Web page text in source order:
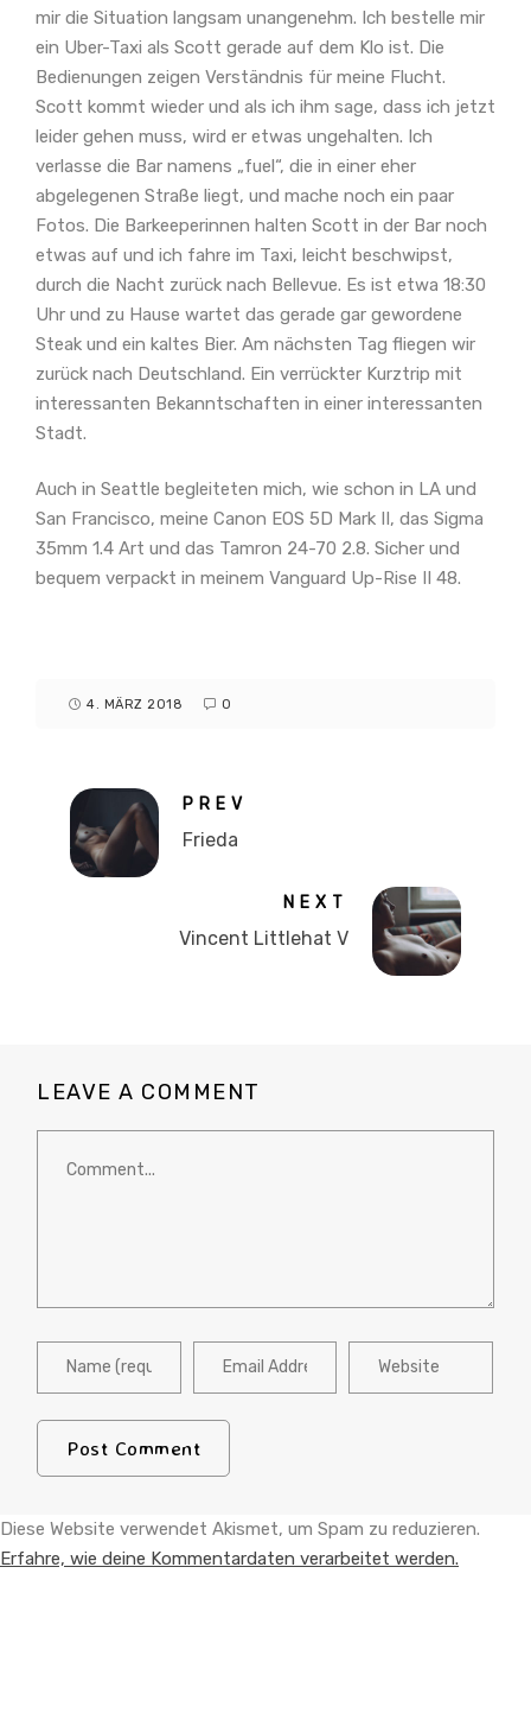
mir die Situation langsam unangenehm. Ich bestelle mir
ein Uber-Taxi als Scott gerade auf dem Klo ist. Die
Bedienungen zeigen Verständnis für meine Flucht.
Scott kommt wieder und als ich ihm sage, dass ich jetzt
leider gehen muss, wird er etwas ungehalten. Ich
verlasse die Bar namens „fuel“, die in einer eher
abgelegenen Straße liegt, und mache noch ein paar
Fotos. Die Barkeeperinnen halten Scott in der Bar noch
etwas auf und ich fahre im Taxi, leicht beschwipst,
durch die Nacht zurück nach Bellevue. Es ist etwa 18:30
Uhr und zu Hause wartet das gerade gar gewordene
Steak und ein kaltes Bier. Am nächsten Tag fliegen wir
zurück nach Deutschland. Ein verrückter Kurztrip mit
interessanten Bekanntschaften in einer interessanten
Stadt.
Auch in Seattle begleiteten mich, wie schon in LA und
San Francisco, meine Canon EOS 5D Mark II, das Sigma
35mm 1.4 Art und das Tamron 24-70 2.8. Sicher und
bequem verpackt in meinem Vanguard Up-Rise II 48.
4. MÄRZ 2018 0
PREV
Frieda
NEXT
Vincent Littlehat V
LEAVE A COMMENT
Diese Website verwendet Akismet, um Spam zu reduzieren.
Erfahre, wie deine Kommentardaten verarbeitet werden.